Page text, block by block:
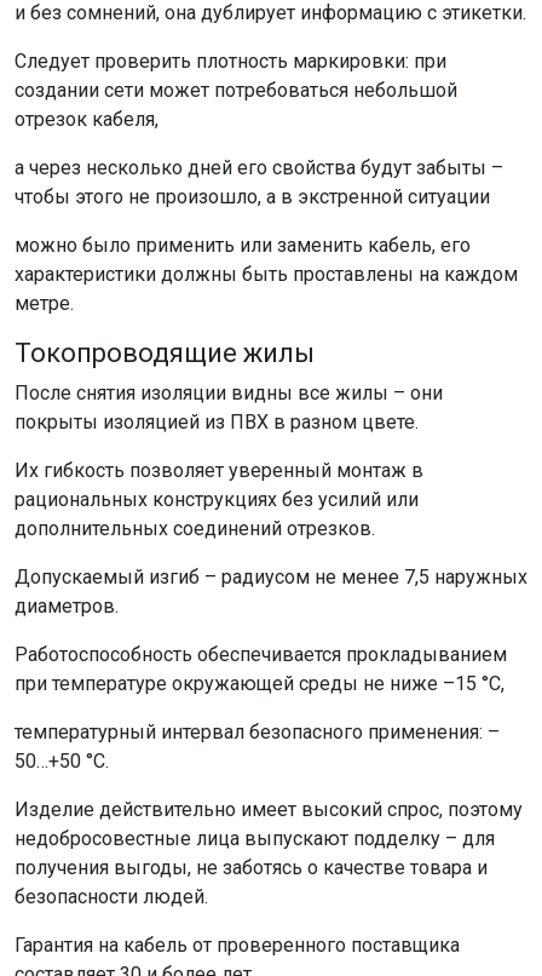
и без сомнений, она дублирует информацию с этикетки.
Следует проверить плотность маркировки: при
создании сети может потребоваться небольшой
отрезок кабеля,
а через несколько дней его свойства будут забыты –
чтобы этого не произошло, а в экстренной ситуации
можно было применить или заменить кабель, его
характеристики должны быть проставлены на каждом
метре.
Токопроводящие жилы
После снятия изоляции видны все жилы – они
покрыты изоляцией из ПВХ в разном цвете.
Их гибкость позволяет уверенный монтаж в
рациональных конструкциях без усилий или
дополнительных соединений отрезков.
Допускаемый изгиб – радиусом не менее 7,5 наружных
диаметров.
Работоспособность обеспечивается прокладыванием
при температуре окружающей среды не ниже –15 °С,
температурный интервал безопасного применения: –
50…+50 °С.
Изделие действительно имеет высокий спрос, поэтому
недобросовестные лица выпускают подделку – для
получения выгоды, не заботясь о качестве товара и
безопасности людей.
Гарантия на кабель от проверенного поставщика